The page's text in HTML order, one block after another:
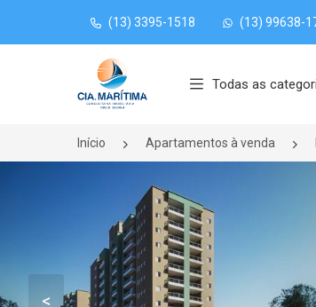
(13) 3395-1518 (13) 99638-
Página inicial
Todas as
Início Apartamentos à venda
<